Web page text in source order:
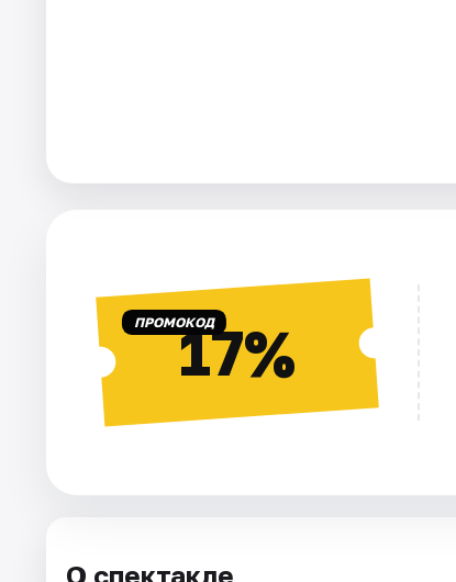
ПРОМОКОД17%
О спектакле